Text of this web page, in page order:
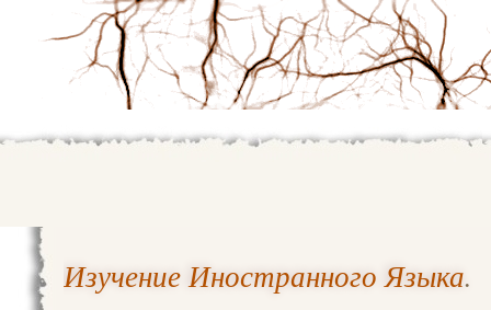
Изучение Иностранного Языка.